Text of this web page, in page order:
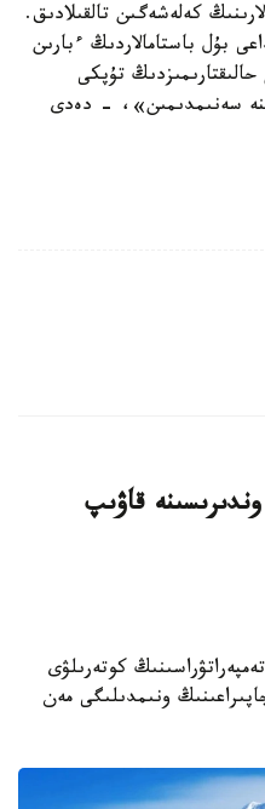
كەلەشەگىن تالقىلادىق.
بۇل باستامالاردىڭ ءبارىن
تۇپكى
سەنىمدىمىن»، - دەدى
قاۋىپ
كوتەرىلۋى
ونىمدىلىگى مەن